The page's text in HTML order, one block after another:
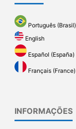
Português (Brasil)
English
Español (España)
Français (France)
INFORMAÇÕES